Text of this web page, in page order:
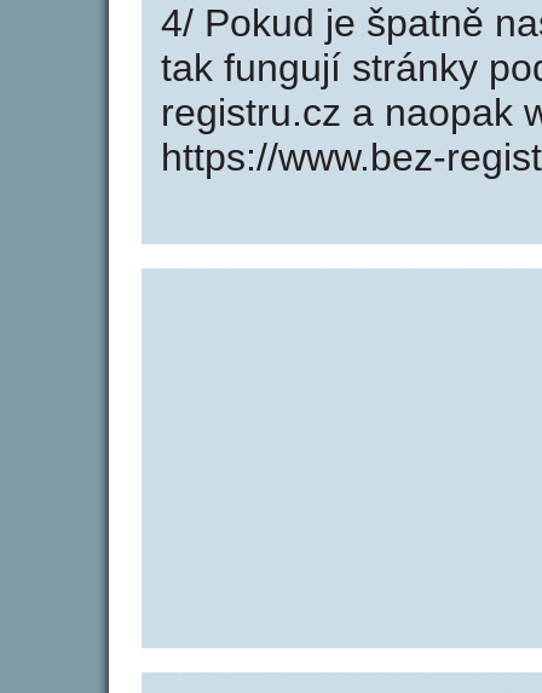
4/ Pokud je špatně
tak fungují stránky
registru.cz a naopak
https://www.bez-